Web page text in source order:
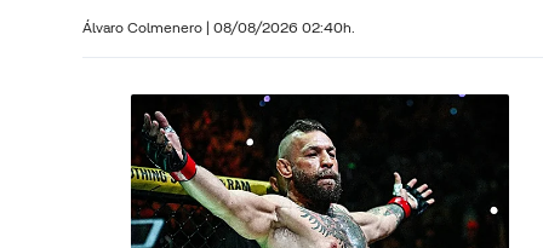
Álvaro Colmenero | 08/08/2026 02:40h.